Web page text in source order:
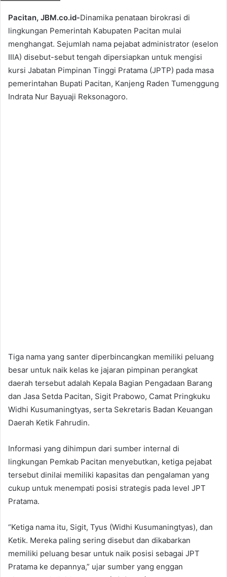
Pacitan, JBM.co.id-Dinamika penataan birokrasi di
lingkungan Pemerintah Kabupaten Pacitan mulai
menghangat. Sejumlah nama pejabat administrator (eselon
IIIA) disebut-sebut tengah dipersiapkan untuk mengisi
kursi Jabatan Pimpinan Tinggi Pratama (JPTP) pada masa
pemerintahan Bupati Pacitan, Kanjeng Raden Tumenggung
Indrata Nur Bayuaji Reksonagoro.
Tiga nama yang santer diperbincangkan memiliki peluang
besar untuk naik kelas ke jajaran pimpinan perangkat
daerah tersebut adalah Kepala Bagian Pengadaan Barang
dan Jasa Setda Pacitan, Sigit Prabowo, Camat Pringkuku
Widhi Kusumaningtyas, serta Sekretaris Badan Keuangan
Daerah Ketik Fahrudin.
Informasi yang dihimpun dari sumber internal di
lingkungan Pemkab Pacitan menyebutkan, ketiga pejabat
tersebut dinilai memiliki kapasitas dan pengalaman yang
cukup untuk menempati posisi strategis pada level JPT
Pratama.
“Ketiga nama itu, Sigit, Tyus (Widhi Kusumaningtyas), dan
Ketik. Mereka paling sering disebut dan dikabarkan
memiliki peluang besar untuk naik posisi sebagai JPT
Pratama ke depannya,” ujar sumber yang enggan